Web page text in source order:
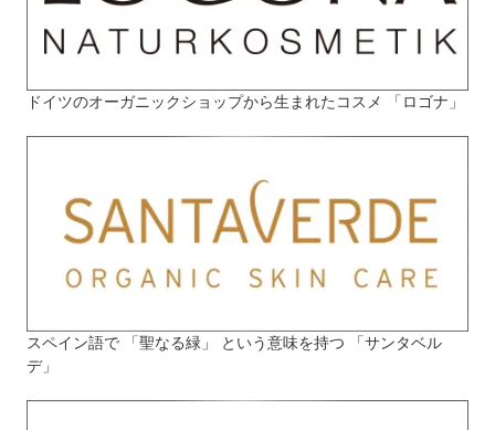
ドイツのオーガニックショップから生まれたコスメ 「ロゴナ」
スペイン語で 「聖なる緑」 という意味を持つ 「サンタベル
デ」